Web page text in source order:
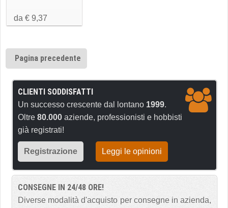
da € 9,37
Pagina precedente
CLIENTI SODDISFATTI
Un successo crescente dal lontano 1999.
Oltre 80.000 aziende, professionisti e hobbisti
già registrati!
Registrazione Leggi le opinioni
CONSEGNE IN 24/48 ORE!
Diverse modalità d'acquisto per consegne in azienda,